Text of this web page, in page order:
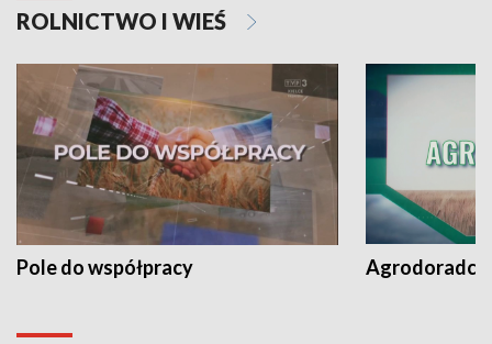
ROLNICTWO I WIEŚ
Pole do współpracy Agrodoradcy